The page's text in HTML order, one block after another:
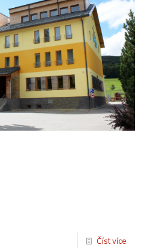
Číst více